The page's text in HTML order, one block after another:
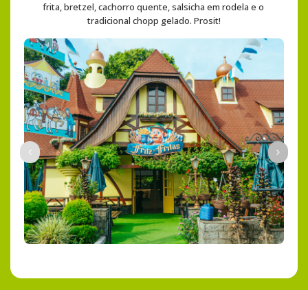
frita, bretzel, cachorro quente, salsicha em rodela e o
tradicional chopp gelado. Prosit!